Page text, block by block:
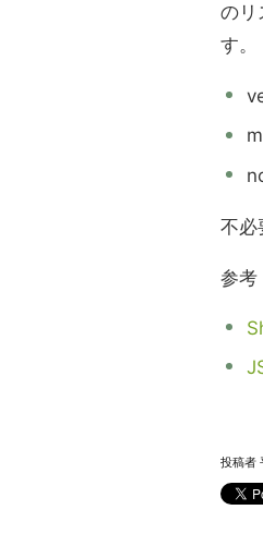
のリ
す。
不必
参考
投稿者